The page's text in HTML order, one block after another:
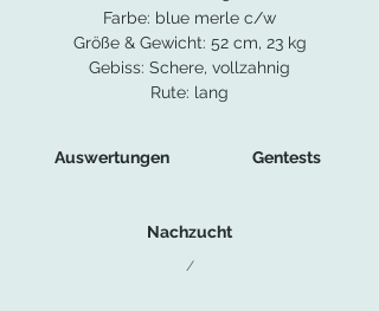
Farbe: blue merle c/w
Größe & Gewicht: 52 cm, 23 kg
Gebiss: Schere, vollzahnig
Rute: lang
Auswertungen Gentests
Nachzucht
/